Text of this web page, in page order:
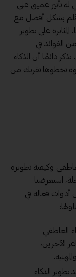
له تأثير عميق على
بشكل أفضل مع
على تطوير
الفوائد في
دائمًا أن الذكاء
تخطوها تقربك من
وكيفية تطويره
استعرضنا
أدوات فعالة في
العاطفي
الآخرين،
تطوير الذكاء